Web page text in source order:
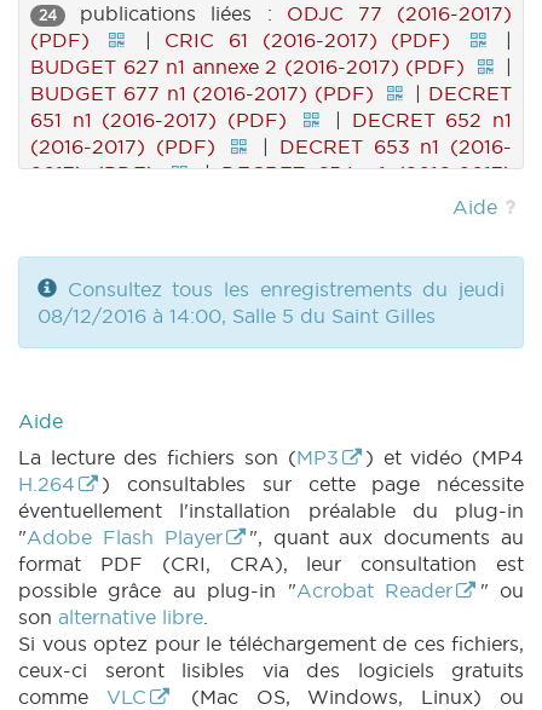
24 publications liées : ODJC 77 (2016-2017)
(PDF)
| CRIC 61 (2016-2017) (PDF)
|
BUDGET 627 n1 annexe 2 (2016-2017) (PDF)
|
BUDGET 677 n1 (2016-2017) (PDF)
| DECRET
651 n1 (2016-2017) (PDF)
| DECRET 652 n1
(2016-2017) (PDF)
| DECRET 653 n1 (2016-
2017) (PDF)
|DECRET 654 n1 (2016-2017)
DECRET 655 n1 (2016-2017) (PDF)
DECRET 657 n1 (2016-2017) (PDF)
|DECRET
658 n1 (2016-2017) (PDF)
|DECRET 659 n1
(2016-2017) (PDF)
| DECRET 660 n1 (2016-
2017) (PDF)
|
DECRET 664 n1 (2016-2017) (PDF)
(2016-2017) (PDF)
|BT 74 (2016-2017) (PDF)
|CRAC 61 (2016-2017) (PDF) |
BUDGET
626 n1 annexe 2 (2016-2017) (PDF)
|BUDGET
627 n1 (2016-2017) (PDF)
|
Aide
Consultez tous les enregistrements du jeudi
08/12/2016 à 14:00, Salle 5 du Saint Gilles
Aide
La lecture des fichiers son (MP3
) et vidéo (MP4
H.264
) consultables sur cette page nécessite
éventuellement l'installation préalable du plug-in
"Adobe Flash Player
", quant aux documents au
format PDF (CRI, CRA), leur consultation est
possible grâce au plug-in "Acrobat Reader
" ou
son alternative libre.
Si vous optez pour le téléchargement de ces fichiers,
ceux-ci seront lisibles via des logiciels gratuits
comme VLC (Mac OS, Windows, Linux) ou